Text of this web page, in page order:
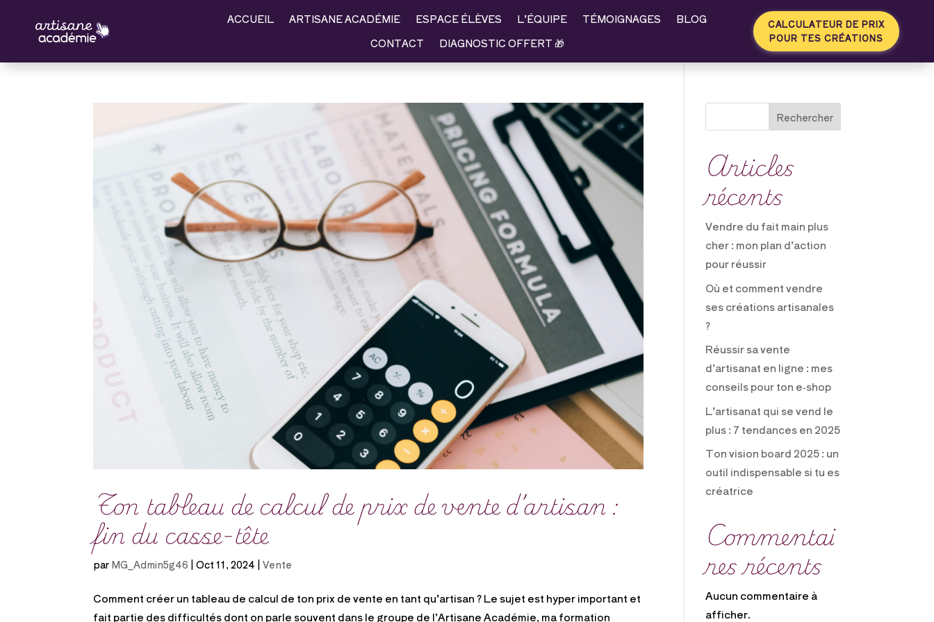
ACCUEIL ARTISANE ACADÉMIE ESPACE ÉLÈVES L’ÉQUIPE TÉMOIGNAGES
BLOG
CONTACT
DIAGNOSTIC OFFERT 🎁
CALCULATEUR DE PRIX
POUR TES CRÉATIONS
Ton tableau de calcul de prix de vente d’artisan :
fin du casse-tête
par MG_Admin5g46 |Oct 11, 2024 |Vente
Comment créer un tableau de calcul de ton prix de vente en tant qu’artisan ? Le sujet est hyper important et
fait partie des difficultés dont on parle souvent dans le groupe de l’Artisane Académie, ma formation
Rechercher
Articles
récents
Vendre du fait main plus
cher : mon plan d’action
pour réussir
Où et comment vendre
ses créations artisanales
?
Réussir sa vente
d’artisanat en ligne : mes
conseils pour ton e-shop
L’artisanat qui se vend le
plus : 7 tendances en 2025
Ton vision board 2025 : un
outil indispensable si tu es
créatrice
Commentai
res récents
Aucun commentaire à
afficher.